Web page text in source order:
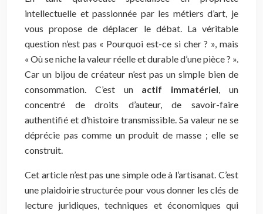
intellectuelle et passionnée par les métiers d’art, je
vous propose de déplacer le débat. La véritable
question n’est pas « Pourquoi est-ce si cher ? », mais
« Où se niche la valeur réelle et durable d’une pièce ? ».
Car un bijou de créateur n’est pas un simple bien de
consommation. C’est un actif immatériel, un
concentré de droits d’auteur, de savoir-faire
authentifié et d’histoire transmissible. Sa valeur ne se
déprécie pas comme un produit de masse ; elle se
construit.
Cet article n’est pas une simple ode à l’artisanat. C’est
une plaidoirie structurée pour vous donner les clés de
lecture juridiques, techniques et économiques qui